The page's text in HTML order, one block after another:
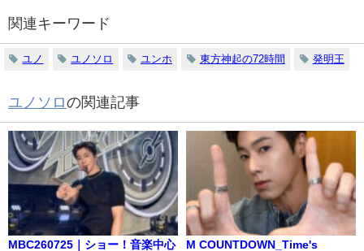
関連キーワード
ユノ ユノソロ ユンホ 東方神起の72時間 発明王
ユノソロの関連記事
MBC260725｜ショー！音楽中心
M COUNTDOWN_Time's